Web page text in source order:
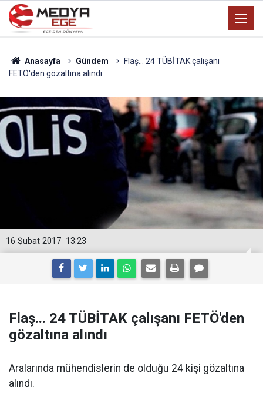
Anasayfa Gündem
Flaş... 24 TÜBİTAK çalışanı
FETÖ'den gözaltına alındı
13:23
16 Şubat 2017
Flaş... 24 TÜBİTAK çalışanı FETÖ'den
gözaltına alındı
Aralarında mühendislerin de olduğu 24 kişi gözaltına
alındı.